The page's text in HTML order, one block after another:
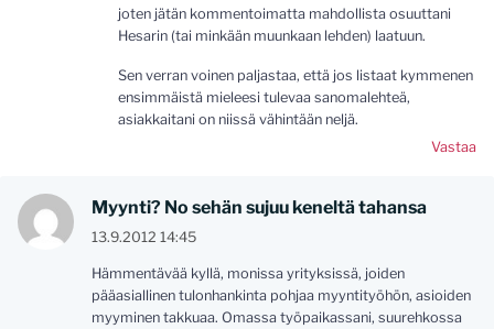
joten jätän kommentoimatta mahdollista osuuttani
Hesarin (tai minkään muunkaan lehden) laatuun.
Sen verran voinen paljastaa, että jos listaat kymmenen
ensimmäistä mieleesi tulevaa sanomalehteä,
asiakkaitani on niissä vähintään neljä.
Vastaa
Myynti? No sehän sujuu keneltä tahansa
13.9.2012 14:45
Hämmentävää kyllä, monissa yrityksissä, joiden
pääasiallinen tulonhankinta pohjaa myyntityöhön, asioiden
myyminen takkuaa. Omassa työpaikassani, suurehkossa